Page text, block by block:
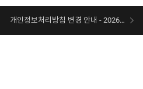
개인정보처리방침 변경 안내 - 2026/07/30 시행